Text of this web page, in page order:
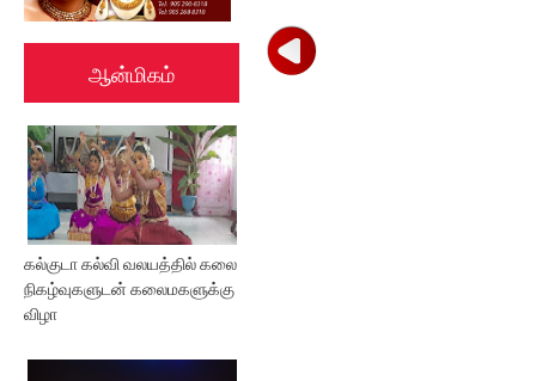
ஆன்மிகம்
கல்குடா கல்வி வலயத்தில் கலை
நிகழ்வுகளுடன் கலைமகளுக்கு
விழா